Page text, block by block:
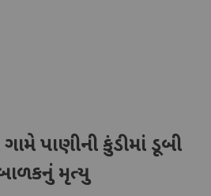
પાણીની કુંડીમાં ડૂબી
મૃત્યુ